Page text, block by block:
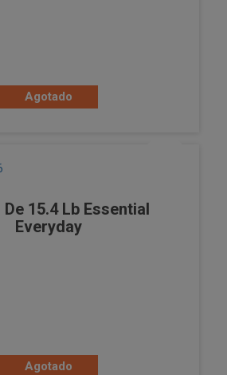
Agotado
15.4 Lb Essential
Everyday
Agotado